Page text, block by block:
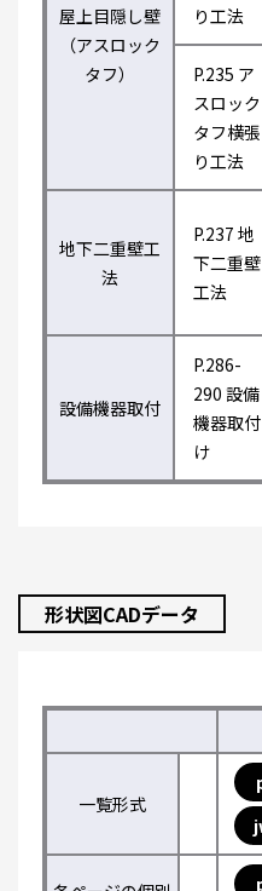
屋上目隠し壁
（アスロック
タフ）
り工法
P.235 ア
スロック
タフ横張
り工法
地下二重壁工
法
P.237 地
下二重壁
工法
設備機器取付
P.286-
290 設備
機器取付
け
形状図CADデータ
一覧形式